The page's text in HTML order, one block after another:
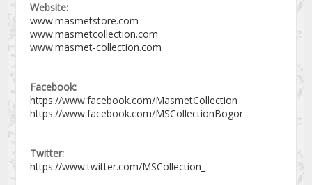
Website:
www.masmetstore.com
www.masmetcollection.com
www.masmet-collection.com
Facebook:
https://www.facebook.com/MasmetCollection
https://www.facebook.com/MSCollectionBogor
Twitter:
https://www.twitter.com/MSCollection_